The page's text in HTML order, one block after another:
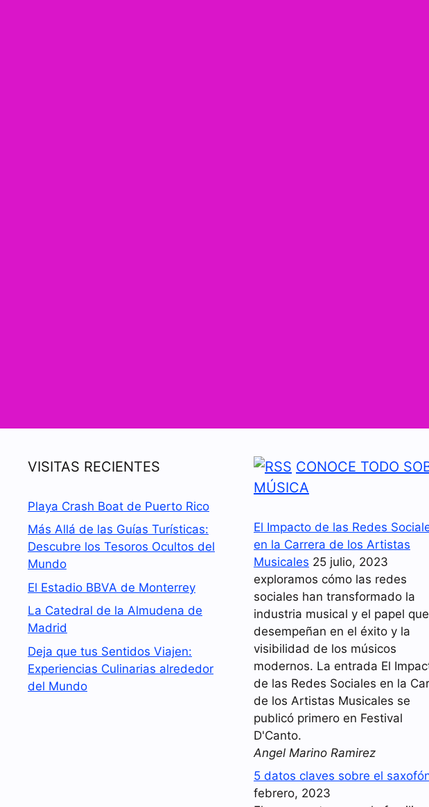
VISITAS RECIENTES
Playa Crash Boat de Puerto Rico
Más Allá de las Guías Turísticas:
Descubre los Tesoros Ocultos del
Mundo
El Estadio BBVA de Monterrey
La Catedral de la Almudena de
Madrid
Deja que tus Sentidos Viajen:
Experiencias Culinarias alrededor
del Mundo
CONOCE TODO
MÚSICA
El Impacto de las Redes
en la Carrera de los Artistas
Musicales 25 julio, 2023
exploramos cómo las redes
sociales han transformado la
industria musical y el papel que
desempeñan en el éxito y la
visibilidad de los músicos
modernos. La entrada El
de las Redes Sociales en la
de los Artistas Musicales se
publicó primero en Festival
D'Canto.
Angel Marino Ramirez
5 datos claves sobre el
febrero, 2023